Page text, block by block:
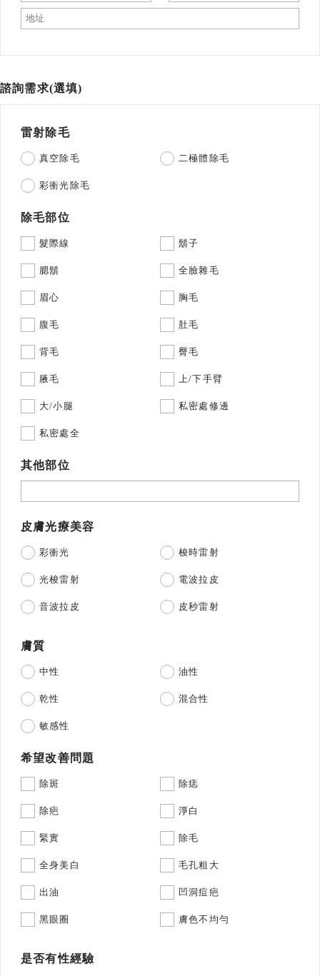
諮詢需求(選填)
雷射除毛
真空除毛 二極體除毛
彩衝光除毛
除毛部位
髮際線 鬍子
腮鬍 全臉雜毛
眉心 胸毛
腹毛 肚毛
背毛 臀毛
腋毛 上/下手臂
大/小腿 私密處修邊
私密處全
其他部位
皮膚光療美容
彩衝光 梭時雷射
光梭雷射 電波拉皮
音波拉皮 皮秒雷射
膚質
中性 油性
乾性 混合性
敏感性
希望改善問題
除斑 除痣
除疤 淨白
緊實 除毛
全身美白 毛孔粗大
出油 凹洞痘疤
黑眼圈 膚色不均勻
是否有性經驗